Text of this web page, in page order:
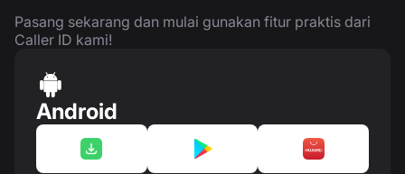
Pasang sekarang dan mulai gunakan fitur praktis dari
Caller ID kami!
Android